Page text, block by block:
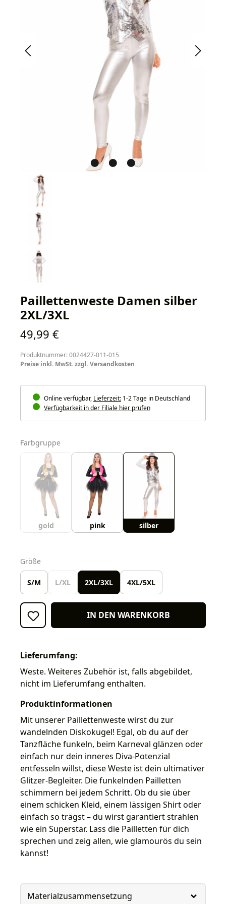
Paillettenweste Damen silber
2XL/3XL
Regulärer Preis:
49,99 €
Produktnummer: 0024427-011-015
Preise inkl. MwSt. zzgl. Versandkosten
Online verfügbar, Lieferzeit: 1-2 Tage in Deutschland
Verfügbarkeit in der Filiale hier prüfen
Farbgruppe
gold pink silber
Größe
S/M L/XL 2XL/3XL 4XL/5XL
IN DEN WARENKORB
Lieferumfang:
Weste. Weiteres Zubehör ist, falls abgebildet,
nicht im Lieferumfang enthalten.
Produktinformationen
Mit unserer Paillettenweste wirst du zur
wandelnden Diskokugel! Egal, ob du auf der
Tanzfläche funkeln, beim Karneval glänzen oder
einfach nur dein inneres Diva-Potenzial
entfesseln willst, diese Weste ist dein ultimativer
Glitzer-Begleiter. Die funkelnden Pailletten
schimmern bei jedem Schritt. Ob du sie über
einem schicken Kleid, einem lässigen Shirt oder
einfach so trägst – du wirst garantiert strahlen
wie ein Superstar. Lass die Pailletten für dich
sprechen und zeig allen, wie glamourös du sein
kannst!
Materialzusammensetzung